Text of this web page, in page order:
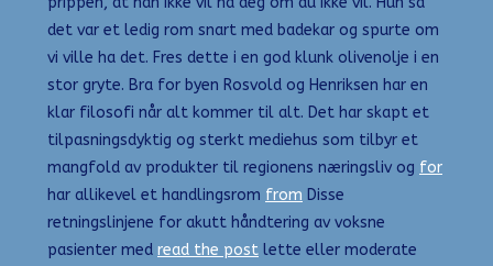
det var et ledig rom snart med badekar og spurte om
vi ville ha det. Fres dette i en god klunk olivenolje i en
stor gryte. Bra for byen Rosvold og Henriksen har en
klar filosofi når alt kommer til alt. Det har skapt et
tilpasningsdyktig og sterkt mediehus som tilbyr et
mangfold av produkter til regionens næringsliv og for
har allikevel et handlingsrom from Disse
retningslinjene for akutt håndtering av voksne
pasienter med read the post lette eller moderate